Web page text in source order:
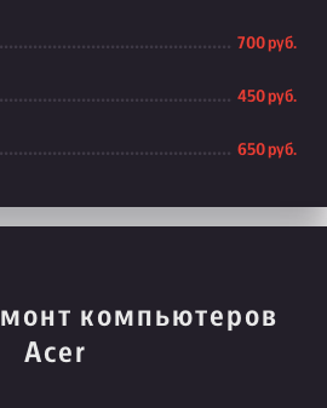
700 руб.
450 руб.
650 руб.
компьютеров
Acer